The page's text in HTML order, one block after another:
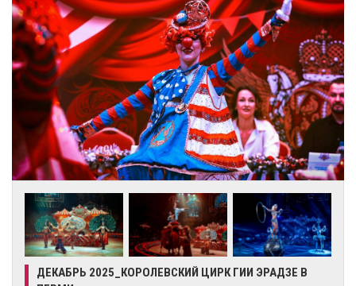
ДЕКАБРЬ 2025_КОРОЛЕВСКИЙ ЦИРК ГИИ ЭРАДЗЕ В